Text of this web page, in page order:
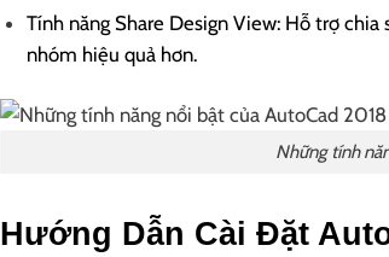
Tính năng Share Design View: Hỗ trợ
nhóm hiệu quả hơn.
Những tính
Hướng Dẫn Cài Đặt